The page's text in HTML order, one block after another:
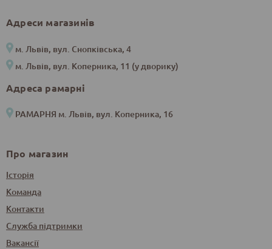
Адреси магазинів
м. Львів, вул. Снопківська, 4
м. Львів, вул. Коперника, 11 (у дворику)
Адреса рамарні
РАМАРНЯ м. Львів, вул. Коперника, 16
Про магазин
Історія
Команда
Контакти
Служба підтримки
Вакансії